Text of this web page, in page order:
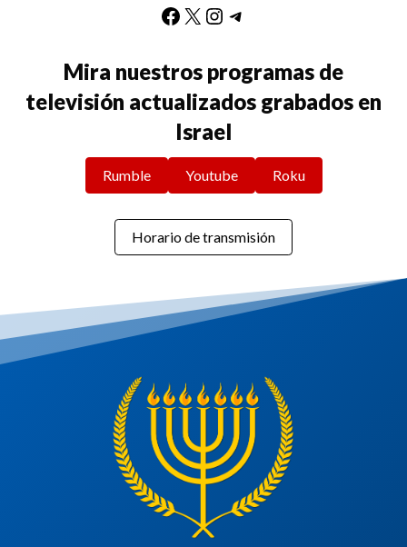
Facebook
X Instagram
Telegram
Mira nuestros programas de
televisión actualizados grabados en
Israel
Rumble Youtube Roku
Horario de transmisión